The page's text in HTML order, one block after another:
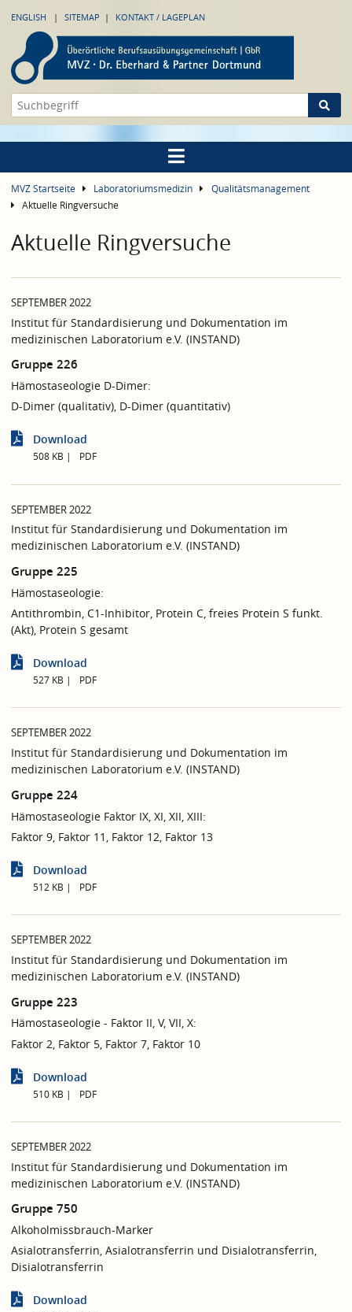
ENGLISH SITEMAP KONTAKT / LAGEPLAN
MVZ Startseite Laboratoriumsmedizin
Qualitätsmanagement
Aktuelle Ringversuche
Aktuelle Ringversuche
SEPTEMBER 2022
Institut für Standardisierung und Dokumentation im
medizinischen Laboratorium e.V. (INSTAND)
Gruppe 226
Hämostaseologie D-Dimer:
D-Dimer (qualitativ), D-Dimer (quantitativ)
Download
508 KB PDF
SEPTEMBER 2022
Institut für Standardisierung und Dokumentation im
medizinischen Laboratorium e.V. (INSTAND)
Gruppe 225
Hämostaseologie:
Antithrombin, C1-Inhibitor, Protein C, freies Protein S funkt.
(Akt), Protein S gesamt
Download
527 KB PDF
SEPTEMBER 2022
Institut für Standardisierung und Dokumentation im
medizinischen Laboratorium e.V. (INSTAND)
Gruppe 224
Hämostaseologie Faktor IX, XI, XII, XIII:
Faktor 9, Faktor 11, Faktor 12, Faktor 13
Download
512 KB PDF
SEPTEMBER 2022
Institut für Standardisierung und Dokumentation im
medizinischen Laboratorium e.V. (INSTAND)
Gruppe 223
Hämostaseologie - Faktor II, V, VII, X:
Faktor 2, Faktor 5, Faktor 7, Faktor 10
Download
510 KB PDF
SEPTEMBER 2022
Institut für Standardisierung und Dokumentation im
medizinischen Laboratorium e.V. (INSTAND)
Gruppe 750
Alkoholmissbrauch-Marker
Asialotransferrin, Asialotransferrin und Disialotransferrin,
Disialotransferrin
Download